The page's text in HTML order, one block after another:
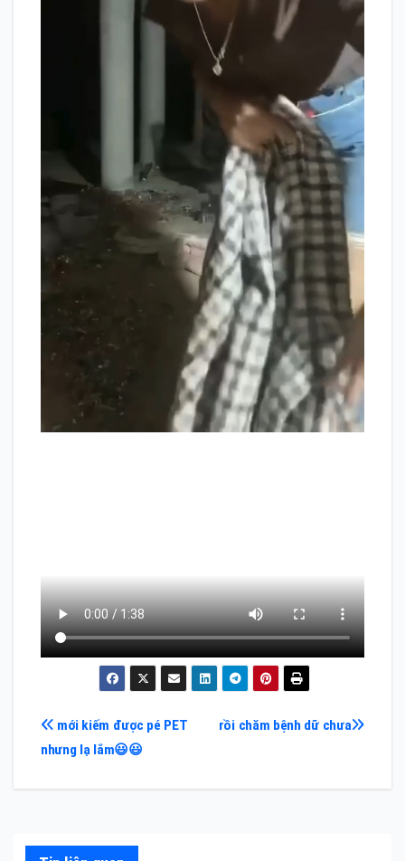
Điều
hướng
viết
rồi chăm bệnh dữ chưa
mới kiếm được pé PET
nhưng lạ lắm😃😃